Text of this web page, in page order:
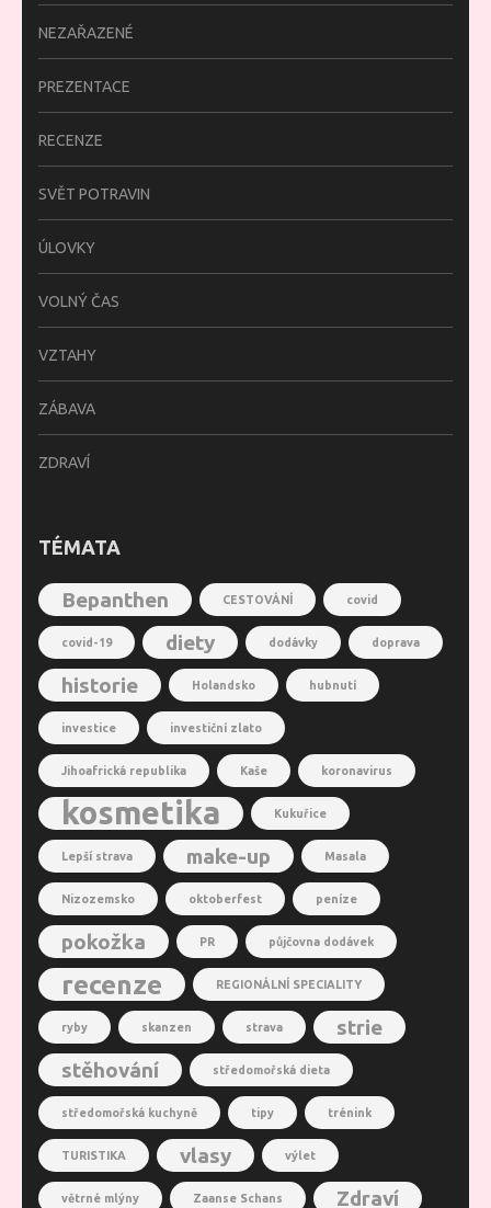
NEZAŘAZENÉ
PREZENTACE
RECENZE
SVĚT POTRAVIN
ÚLOVKY
VOLNÝ ČAS
VZTAHY
ZÁBAVA
ZDRAVÍ
TÉMATA
Bepanthen CESTOVÁNÍ covid
covid-19 diety dodávky doprava
historie Holandsko hubnutí
investice investiční zlato
Jihoafrická republika Kaše koronavirus
kosmetika Kukuřice
Lepší strava make-up Masala
Nizozemsko oktoberfest peníze
pokožka PR půjčovna dodávek
recenze REGIONÁLNÍ SPECIALITY
ryby skanzen strava
strie
stěhování
středomořská dieta
středomořská kuchyně tipy trénink
TURISTIKA vlasy výlet
větrné mlýny Zaanse Schans Zdraví